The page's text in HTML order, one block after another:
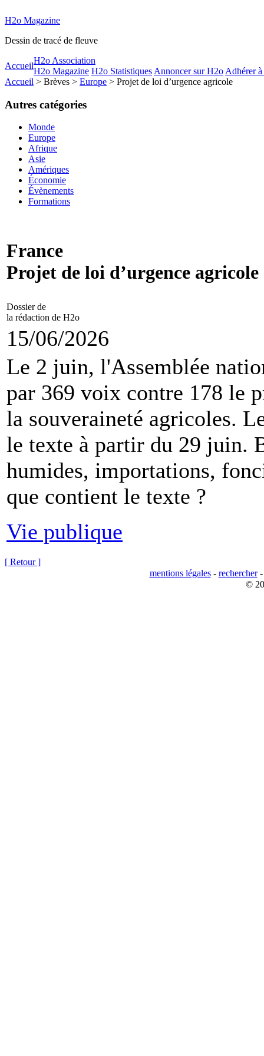
H2o Magazine
Dessin de tracé de fleuve
Accueil
H2o Association
H2o Magazine H2o Statistiques Annoncer sur H2o Adhérer
Accueil > Brèves > Europe > Projet de loi d’urgence agricole
Autres catégories
Monde
Europe
Afrique
Asie
Amériques
Économie
Évènements
Formations
France
Projet de loi d’urgence agricole
Dossier de
la rédaction de H2o
15/06/2026
Le 2 juin, l'Assemblée
par 369 voix contre 178 le
la souveraineté agricoles.
le texte à partir du 29 juin.
humides, importations,
que contient le texte ?
Vie publique
[ Retour ]
mentions légales- rechercher
©